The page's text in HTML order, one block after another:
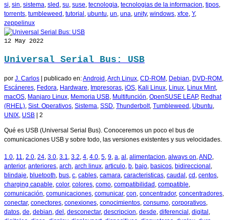
si, sin, sistema, sled , su, suse, tecnologia, tecnologias de la informacion, tipos,
torrents, tumbleweed , tutorial , ubuntu, un, una, unity, windows, xfce, Y,
zeppelinux
12 May 2022
Universal Serial Bus: USB
por J. Carlos publicado en:Android ,Arch Linux, CD-ROM , Debian, DVD-ROM ,
Escáneres, Fedora, Hardware, Impresoras, iOS, Kali Linux, Linux, Linux Mint,
macOS, Manjaro Linux, Memoria USB, Multifunción, OpenSUSE LEAP, Redhat
(RHEL), Sist. Operativos, Sistema, SSD, Thunderbolt, Tumbleweed , Ubuntu,
UNIX, USB 2
Qué es USB (Universal Serial Bus). Conoceremos un poco el bus de
comunicaciones USB y sobre todo, las versiones existentes y sus velocidades.
1.0, 11, 2.0, 24, 3.0, 3.1, 3.2, 4, 4.0, 5, 9, a, al , alimentacion, always on,AND,
anterior, anteriores, arch, arch linux, articulo, b, bajo, basicos, bidireccional ,
blindaje, bluetooth, bus, c, cables, camara, caracteristicas, caudal , cd , centos,
charging capable, color, colores, como, compatibilidad , compatible,
comunicación, comunicaciones, comunicar, con, concentrador, concentradores,
conectar, conectores, conexiones, conocimientos, consumo, corporativos,
datos, de, debian, del , desconectar, descripcion, desde, diferencial , digital ,